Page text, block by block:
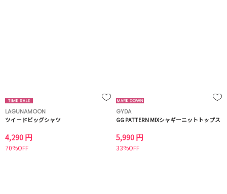
LAGUNAMOON
ツイードビッグシャツ
4,290 円
70%OFF
GYDA
GG PATTERN MIXシャギーニットトップス
5,990 円
33%OFF